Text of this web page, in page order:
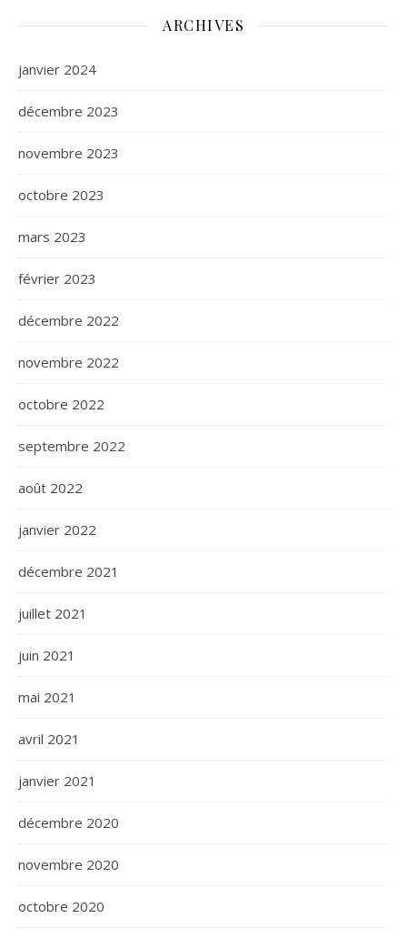
ARCHIVES
janvier 2024
décembre 2023
novembre 2023
octobre 2023
mars 2023
février 2023
décembre 2022
novembre 2022
octobre 2022
septembre 2022
août 2022
janvier 2022
décembre 2021
juillet 2021
juin 2021
mai 2021
avril 2021
janvier 2021
décembre 2020
novembre 2020
octobre 2020